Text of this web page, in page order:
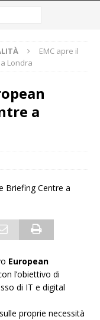
EMC apre il
Londra
a
European
l’obiettivo di
di IT e digital
proprie necessità